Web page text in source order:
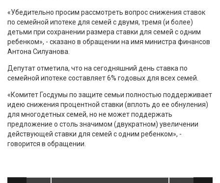
«Убедительно просим рассмотреть вопрос снижения ставок
по семейной ипотеке для семей с двумя, тремя (и более)
детьми при сохранении размера ставки для семей с одним
ребенком», - сказано в обращении на имя министра финансов
Антона Силуанова.
Депутат отметила, что на сегодняшний день ставка по
семейной ипотеке составляет 6% годовых для всех семей.
«Комитет Госдумы по защите семьи полностью поддерживает
идею снижения процентной ставки (вплоть до ее обнуления)
для многодетных семей, но не может поддержать
предложение о столь значимом (двукратном) увеличении
действующей ставки для семей с одним ребенком», -
говорится в обращении.